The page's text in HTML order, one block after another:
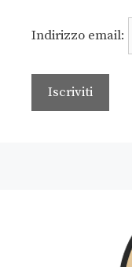
Indirizzo email: